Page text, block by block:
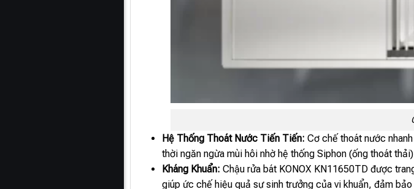
Hệ Thống Thoát Nước Tiến Tiến: Cơ chế thoát nước
thời ngăn ngừa mùi hôi nhờ hệ thống Siphon (ống thoát
Kháng Khuẩn: Chậu rửa bát KONOX KN11650TD được
giúp ức chế hiệu quả sự sinh trưởng của vi khuẩn, đảm